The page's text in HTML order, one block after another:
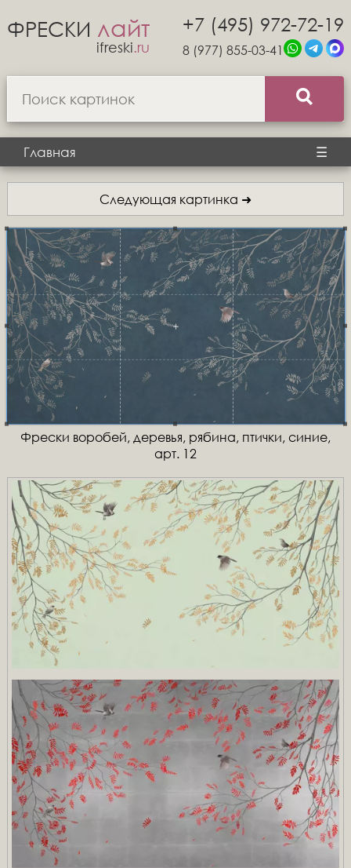
ФРЕСКИ лайт
ifreski.ru
+7 (495) 972-72-19
8 (977) 855-03-41
Главная ☰
Следующая картинка ➜
Фрески воробей, деревья, рябина, птички, синие,
арт. 12